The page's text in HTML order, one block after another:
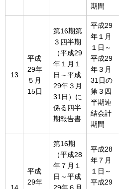
期間
13
平成
29年
５月
15日
第16期第
３四半期
（平成29
年１月１
日～平成
29年３月
31日）に
係る四半
期報告書
平成29
年１月
１日～
平成29
年３月
31日の
第３四
半期連
結会計
期間
平成
29年
第16期
（平成28
年７月１
日～平成
平成28
年７月
１日～
平成29